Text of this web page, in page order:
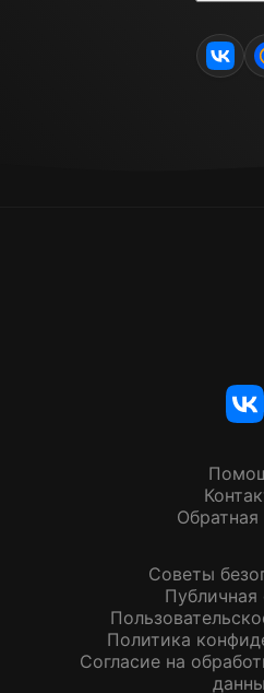
Обратная
Советы
Публичная
Политика
Согласие на